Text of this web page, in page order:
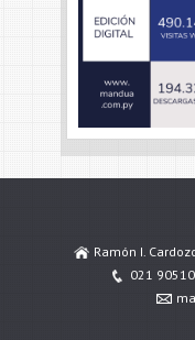
Ramón I.
021